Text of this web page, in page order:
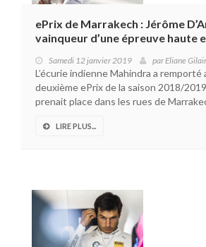
ePrix de Marrakech : Jérôme
vainqueur d’une épreuve haute
Samedi 12 janvier 2019 parEliane
L’écurie indienne Mahindra a
deuxième ePrix de la saison 2018/
prenait place dans les rues de
LIRE PLUS...